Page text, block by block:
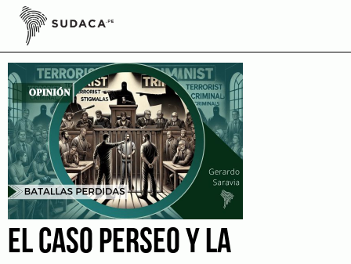
Skip
contentdrechos humanos
EL CASO PERSEO Y LA